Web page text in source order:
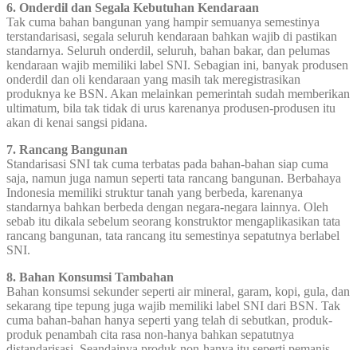
6. Onderdil dan Segala Kebutuhan Kendaraan
Tak cuma bahan bangunan yang hampir semuanya semestinya
terstandarisasi, segala seluruh kendaraan bahkan wajib di pastikan
standarnya. Seluruh onderdil, seluruh, bahan bakar, dan pelumas
kendaraan wajib memiliki label SNI. Sebagian ini, banyak produsen
onderdil dan oli kendaraan yang masih tak meregistrasikan
produknya ke BSN. Akan melainkan pemerintah sudah memberikan
ultimatum, bila tak tidak di urus karenanya produsen-produsen itu
akan di kenai sangsi pidana.
7. Rancang Bangunan
Standarisasi SNI tak cuma terbatas pada bahan-bahan siap cuma
saja, namun juga namun seperti tata rancang bangunan. Berbahaya
Indonesia memiliki struktur tanah yang berbeda, karenanya
standarnya bahkan berbeda dengan negara-negara lainnya. Oleh
sebab itu dikala sebelum seorang konstruktor mengaplikasikan tata
rancang bangunan, tata rancang itu semestinya sepatutnya berlabel
SNI.
8. Bahan Konsumsi Tambahan
Bahan konsumsi sekunder seperti air mineral, garam, kopi, gula, dan
sekarang tipe tepung juga wajib memiliki label SNI dari BSN. Tak
cuma bahan-bahan hanya seperti yang telah di sebutkan, produk-
produk penambah cita rasa non-hanya bahkan sepatutnya